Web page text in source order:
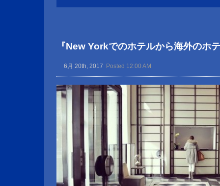
『New Yorkでのホテルから海外のホ
6月 20th, 2017 Posted 12:00 AM